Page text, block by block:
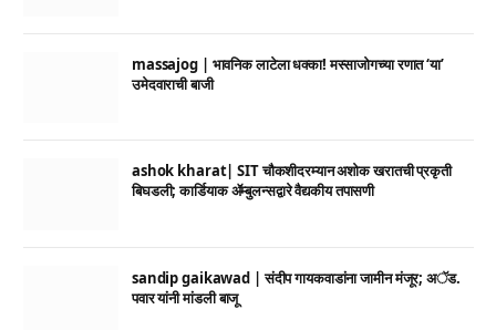
massajog | भावनिक लाटेला धक्का! मस्साजोगच्या रणात ‘या’
उमेदवाराची बाजी
ashok kharat| SIT चौकशीदरम्यान अशोक खरातची प्रकृती
बिघडली; कार्डियाक ॲम्बुलन्सद्वारे वैद्यकीय तपासणी
sandip gaikawad | संदीप गायकवाडांना जामीन मंजूर; अॅड.
पवार यांनी मांडली बाजू